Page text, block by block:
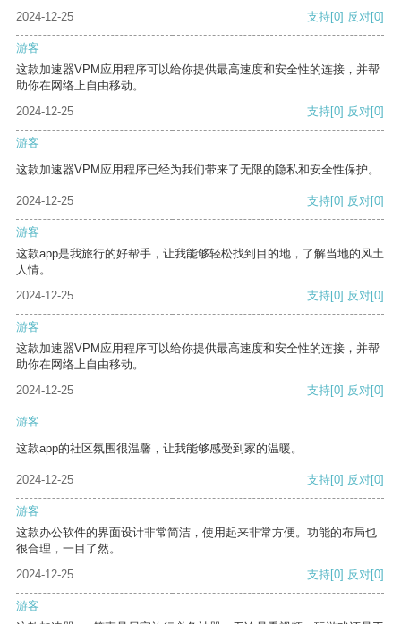
2024-12-25 支持[0] 反对[0]
游客
这款加速器VPM应用程序可以给你提供最高速度和安全性的连接，并帮
助你在网络上自由移动。
2024-12-25
支持[0] 反对[0]
游客
这款加速器VPM应用程序已经为我们带来了无限的隐私和安全性保护。
2024-12-25 支持[0] 反对[0]
游客
这款app是我旅行的好帮手，让我能够轻松找到目的地，了解当地的风土
人情。
2024-12-25
支持[0] 反对[0]
游客
这款加速器VPM应用程序可以给你提供最高速度和安全性的连接，并帮
助你在网络上自由移动。
2024-12-25
支持[0] 反对[0]
游客
这款app的社区氛围很温馨，让我能够感受到家的温暖。
2024-12-25 支持[0] 反对[0]
游客
这款办公软件的界面设计非常简洁，使用起来非常方便。功能的布局也
很合理，一目了然。
2024-12-25
支持[0] 反对[0]
游客